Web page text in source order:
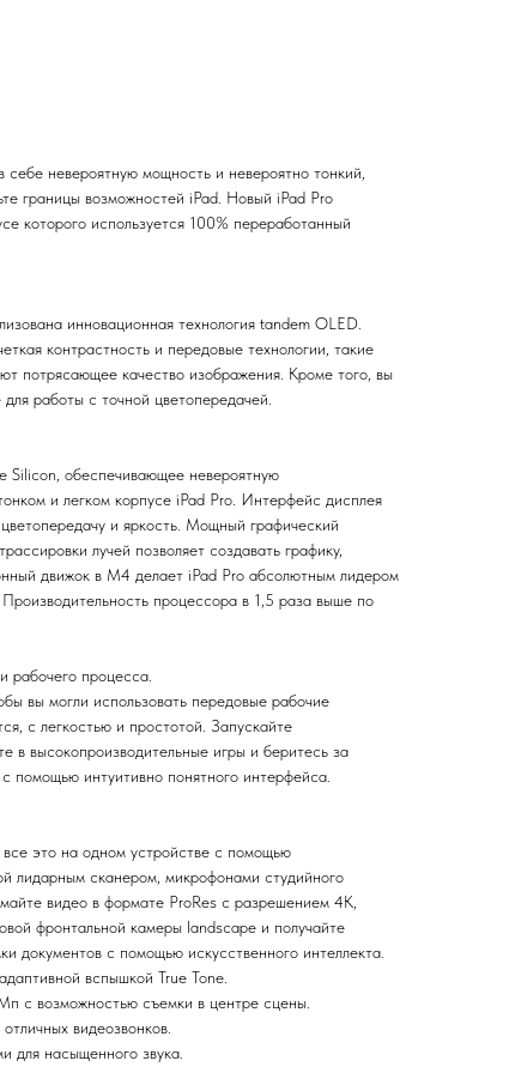
невероятную мощность и невероятно тонкий,
границы возможностей iPad. Новый iPad Pro
которого используется 100% переработанный
инновационная технология tandem OLED.
контрастность и передовые технологии, такие
потрясающее качество изображения. Кроме того, вы
работы с точной цветопередачей.
Silicon, обеспечивающее невероятную
и легком корпусе iPad Pro. Интерфейс дисплея
и яркость. Мощный графический
лучей позволяет создавать графику,
движок в M4 делает iPad Pro абсолютным лидером
Производительность процессора в 1,5 раза выше по
рабочего процесса.
вы могли использовать передовые рабочие
с легкостью и простотой. Запускайте
в высокопроизводительные игры и беритесь за
помощью интуитивно понятного интерфейса.
это на одном устройстве с помощью
лидарным сканером, микрофонами студийного
видео в формате ProRes с разрешением 4K,
фронтальной камеры landscape и получайте
документов с помощью искусственного интеллекта.
вспышкой True Tone.
с возможностью съемки в центре сцены.
видеозвонков.
для насыщенного звука.